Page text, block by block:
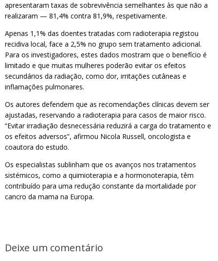
apresentaram taxas de sobrevivência semelhantes às que não a
realizaram — 81,4% contra 81,9%, respetivamente.
Apenas 1,1% das doentes tratadas com radioterapia registou
recidiva local, face a 2,5% no grupo sem tratamento adicional.
Para os investigadores, estes dados mostram que o benefício é
limitado e que muitas mulheres poderão evitar os efeitos
secundários da radiação, como dor, irritações cutâneas e
inflamações pulmonares.
Os autores defendem que as recomendações clínicas devem ser
ajustadas, reservando a radioterapia para casos de maior risco.
“Evitar irradiação desnecessária reduzirá a carga do tratamento e
os efeitos adversos”, afirmou Nicola Russell, oncologista e
coautora do estudo.
Os especialistas sublinham que os avanços nos tratamentos
sistémicos, como a quimioterapia e a hormonoterapia, têm
contribuído para uma redução constante da mortalidade por
cancro da mama na Europa.
Deixe um comentário